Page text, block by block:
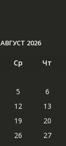
АВГУСТ 2026
Ср Чт
5 6
12 13
19 20
26 27